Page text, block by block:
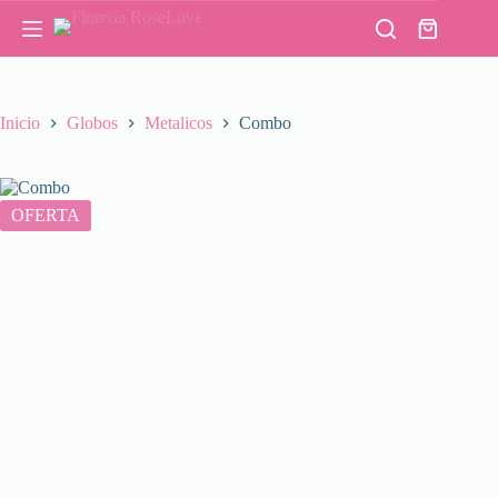
Carro
de
Inicio Globos Metalicos Combo
OFERTA